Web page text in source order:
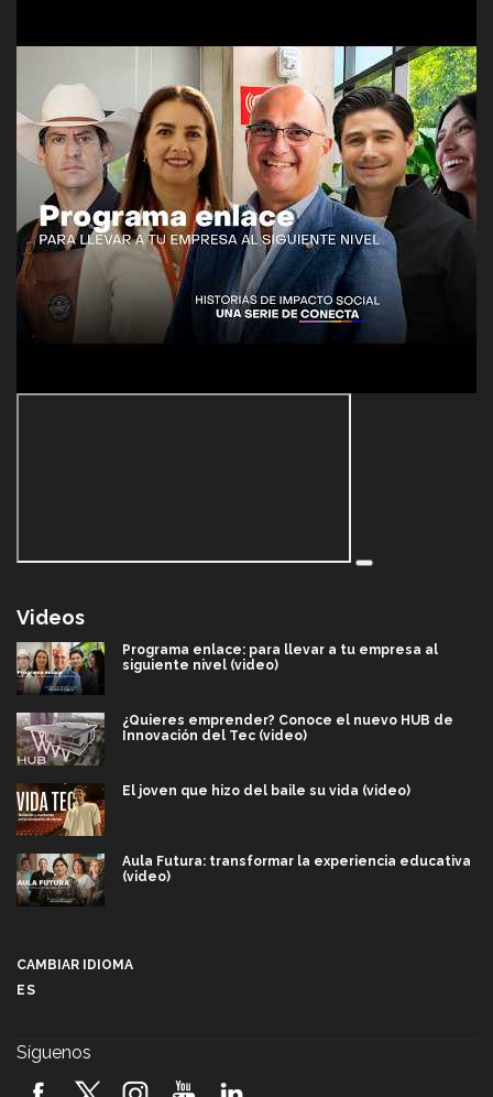
Videos
Programa enlace: para llevar a tu empresa al
siguiente nivel (video)
¿Quieres emprender? Conoce el nuevo HUB de
Innovación del Tec (video)
El joven que hizo del baile su vida (video)
Aula Futura: transformar la experiencia educativa
(video)
2026! (video)
CAMBIAR IDIOMA
ES
Síguenos